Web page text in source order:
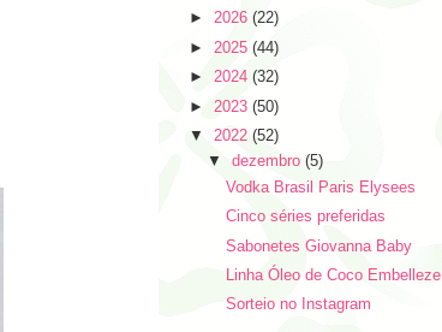
► 2026 (22)
► 2025 (44)
► 2024 (32)
► 2023 (50)
▼ 2022 (52)
▼dezembro(5)
Vodka Brasil Paris Elysees
Cinco séries preferidas
Sabonetes Giovanna Baby
Linha Óleo de Coco Embelleze
Sorteio no Instagram